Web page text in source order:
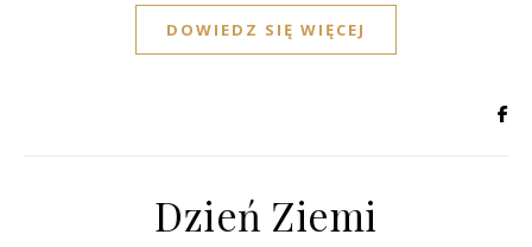
DOWIEDZ SIĘ WIĘCEJ
Dzień Ziemi